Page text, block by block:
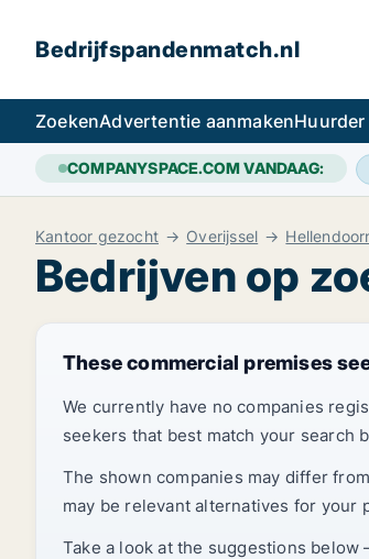
Bedrijfspandenmatch.nl
ZoekenAdvertentie aanmaken
COMPANYSPACE.COM VANDAAG:
Kantoor gezocht Overijssel
Bedrijven op
These commercial premises
We currently have no companies
seekers that best match your search
The shown companies may differ
may be relevant alternatives for your
Take a look at the suggestions below